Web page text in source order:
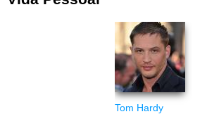
Tom Hardy